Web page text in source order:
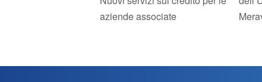
aziende associate